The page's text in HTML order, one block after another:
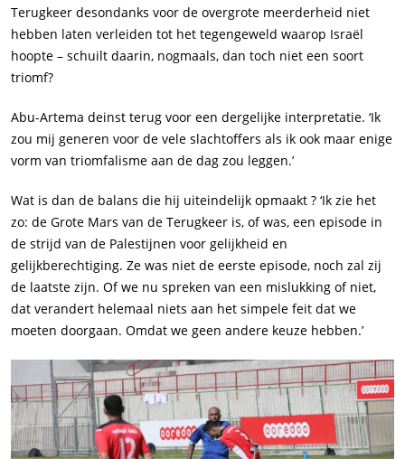
Terugkeer desondanks voor de overgrote meerderheid niet
hebben laten verleiden tot het tegengeweld waarop Israël
hoopte – schuilt daarin, nogmaals, dan toch niet een soort
triomf?
Abu-Artema deinst terug voor een dergelijke interpretatie. ‘Ik
zou mij generen voor de vele slachtoffers als ik ook maar enige
vorm van triomfalisme aan de dag zou leggen.’
Wat is dan de balans die hij uiteindelijk opmaakt ? ‘Ik zie het
zo: de Grote Mars van de Terugkeer is, of was, een episode in
de strijd van de Palestijnen voor gelijkheid en
gelijkberechtiging. Ze was niet de eerste episode, noch zal zij
de laatste zijn. Of we nu spreken van een mislukking of niet,
dat verandert helemaal niets aan het simpele feit dat we
moeten doorgaan. Omdat we geen andere keuze hebben.’